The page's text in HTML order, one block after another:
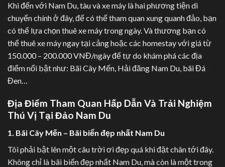
Khi đến với Nam Du, tàu và xe máy là hai phương tiện di
chuyển chính ở đây, để có thể tham quan xung quanh đảo, bạn
có thể lựa chọn thuê xe máy trong ngày. Và thương bạn có
thể thuê xe máy ngay tại cảng hoặc các homestay với giá từ
150.000 – 200.000 VNĐ/ngày để tự do khám phá các địa
điểm nổi bật như: Bãi Cây Mến, Hải đăng Nam Du, bãi Đá
Đen…
Địa Điểm Tham Quan Hấp Dẫn Và Trải Nghiệm
Thú Vị Tại Đảo Nam Du
1. Bãi Cây Mến – Bãi biển đẹp nhất Nam Du
Tôi phải bật lên một câu trời ơi đẹp quá khi đặt chân tới đây.
Không chỉ là bãi biển đẹp nhất Nam Du, mà còn là một trong